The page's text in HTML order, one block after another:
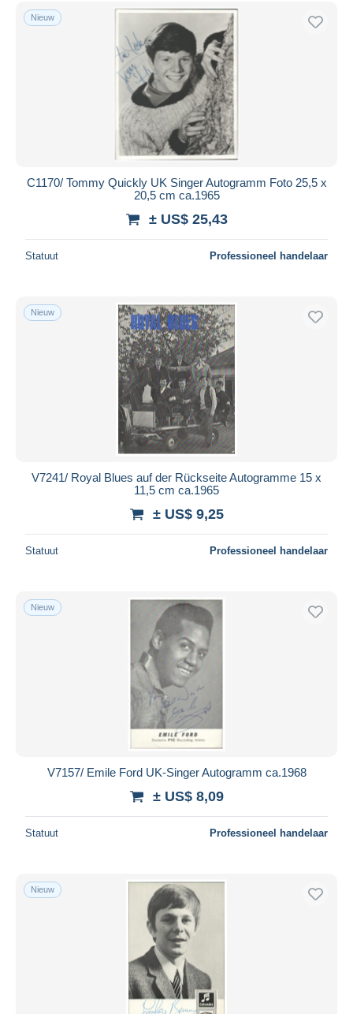
Gratis levering
Betaalmiddelen
PayPal
Bankoverschrijving
Mastercard
Bancontact
Woonplaats van de verkoper
Toepassen
Nieuw
C1170/ Tommy Quickly UK Singer Autogramm Foto 25,5 x
20,5 cm ca.1965
± US$ 25,43
Statuut Professioneel handelaar
Nieuw
V7241/ Royal Blues auf der Rückseite Autogramme 15 x
11,5 cm ca.1965
± US$ 9,25
Statuut Professioneel handelaar
Nieuw
V7157/ Emile Ford UK-Singer Autogramm ca.1968
± US$ 8,09
Statuut Professioneel handelaar
Nieuw